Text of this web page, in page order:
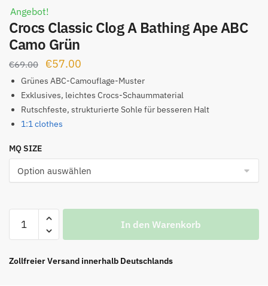
Angebot!
Crocs Classic Clog A Bathing Ape ABC
Camo Grün
€69.00
Ursprünglicher
Preis
war:
€69.00
€57.00
Preis
ist:
€57.00.
Grünes ABC-Camouflage-Muster
Exklusives, leichtes Crocs-Schaummaterial
Rutschfeste, strukturierte Sohle für besseren Halt
1:1 clothes
MQ SIZE
Classic
A
In den Warenkorb
Zollfreier Versand innerhalb Deutschlands